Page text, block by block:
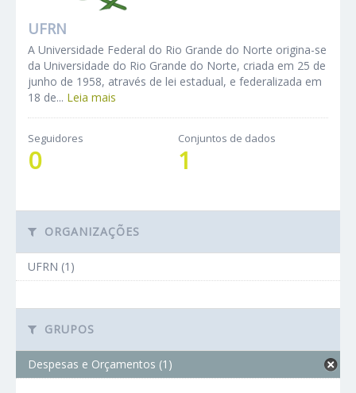
UFRN
A Universidade Federal do Rio Grande do Norte origina-se
da Universidade do Rio Grande do Norte, criada em 25 de
junho de 1958, através de lei estadual, e federalizada em
18 de... Leia mais
Seguidores
0
Conjuntos de dados
1
ORGANIZAÇÕES
UFRN (1)
GRUPOS
Despesas e Orçamentos (1)